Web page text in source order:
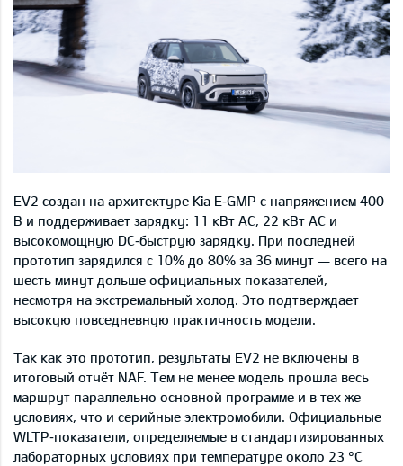
EV2 создан на архитектуре Kia E‑GMP с напряжением 400
В и поддерживает зарядку: 11 кВт AC, 22 кВт AC и
высокомощную DC‑быструю зарядку. При последней
прототип зарядился с 10% до 80% за 36 минут — всего на
шесть минут дольше официальных показателей,
несмотря на экстремальный холод. Это подтверждает
высокую повседневную практичность модели.
Так как это прототип, результаты EV2 не включены в
итоговый отчёт NAF. Тем не менее модель прошла весь
маршрут параллельно основной программе и в тех же
условиях, что и серийные электромобили. Официальные
WLTP‑показатели, определяемые в стандартизированных
лабораторных условиях при температуре около 23 °C